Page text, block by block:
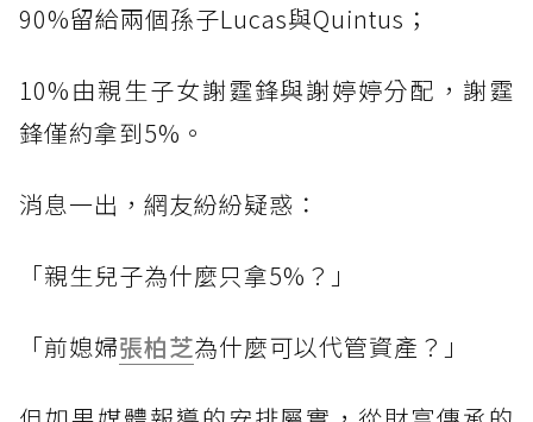
90%留給兩個孫子Lucas與Quintus；
10%由親生子女謝霆鋒與謝婷婷分配，謝霆
鋒僅約拿到5%。
消息一出，網友紛紛疑惑：
「親生兒子為什麼只拿5%？」
「前媳婦張柏芝為什麼可以代管資產？」